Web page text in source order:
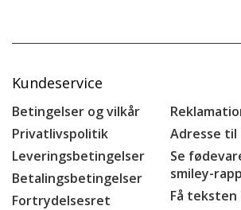
Kundeservice
Betingelser og vilkår
Privatlivspolitik
Leveringsbetingelser
Betalingsbetingelser
Fortrydelsesret
Adresse
Se
smiley-
Få